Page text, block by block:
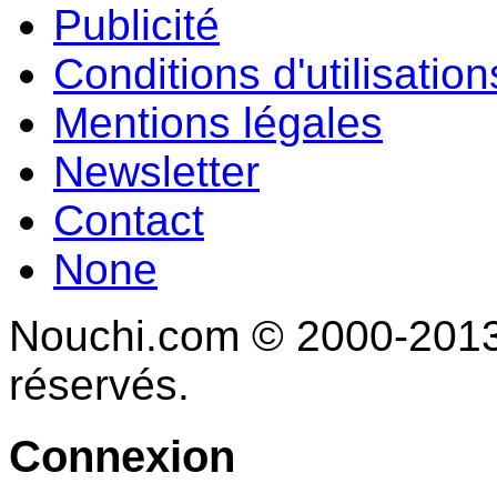
Publicité
Conditions
Mentions légales
Newsletter
Contact
None
Nouchi.com © 2000-
réservés.
Connexion